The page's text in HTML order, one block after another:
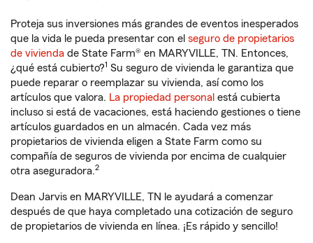
Proteja sus inversiones más grandes de eventos inesperados
que la vida le pueda presentar con el seguro de propietarios
de vivienda de State Farm® en MARYVILLE, TN. Entonces,
¿qué está cubierto?1 Su seguro de vivienda le garantiza que
puede reparar o reemplazar su vivienda, así como los
artículos que valora. La propiedad personal está cubierta
incluso si está de vacaciones, está haciendo gestiones o tiene
artículos guardados en un almacén. Cada vez más
propietarios de vivienda eligen a State Farm como su
compañía de seguros de vivienda por encima de cualquier
otra aseguradora.2
Dean Jarvis en MARYVILLE, TN le ayudará a comenzar
después de que haya completado una cotización de seguro
de propietarios de vivienda en línea. ¡Es rápido y sencillo!